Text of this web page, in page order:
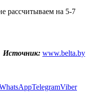
Источник: www.belta.by
TelegramViber